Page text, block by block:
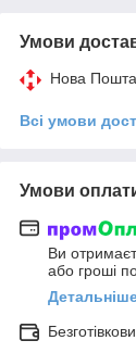
Умови
Нова Пошта
Всі умови
Умови
Ви
або гроші